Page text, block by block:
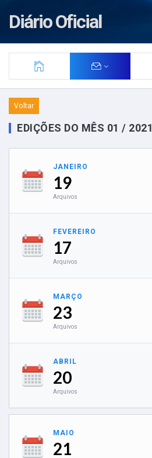
Diário Oficial
Voltar
EDIÇÕES DO MÊS 01 / 2021
JANEIRO
19
Arquivos
FEVEREIRO
17
Arquivos
MARÇO
23
Arquivos
ABRIL
20
Arquivos
MAIO
21